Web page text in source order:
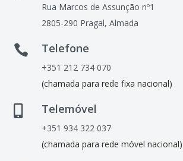
Rua Marcos de Assunção nº1
2805-290 Pragal, Almada
 Telefone
+351 212 734 070
(chamada para rede fixa nacional)
Telemóvel
+351 934 322 037
(chamada para rede móvel nacional)